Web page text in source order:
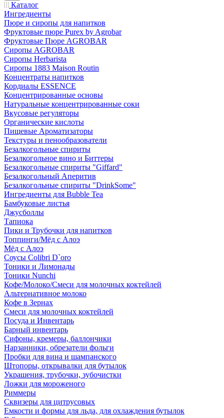
Каталог
Ингредиенты
Пюре и сиропы для напитков
Фруктовые пюре Purex by Agrobar
Фруктовые Пюре AGROBAR
Сиропы AGROBAR
Сиропы Herbarista
Сиропы 1883 Maison Routin
Концентраты напитков
Кордиалы ESSENCE
Концентрированные основы
Натуральные концентрированные соки
Вкусовые регуляторы
Органические кислоты
Пищевые Ароматизаторы
Текстуры и пенообразователи
Безалкогольные спириты
Безалкогольное вино и Биттеры
Безалкогольные спириты "Giffard"
Безалкогольный Аперитив
Безалкогольные спириты "DrinkSome"
Ингредиенты для Bubble Tea
Бамбуковые листья
Джусболлы
Тапиока
Пики и Трубочки для напитков
Топпинги/Мёд с Алоэ
Мёд с Алоэ
Соусы Colibri D`oro
Тоники и Лимонады
Тоники Nunchi
Кофе/Молоко/Смеси для молочных коктейлей
Альтернативное молоко
Кофе в Зернах
Смеси для молочных коктейлей
Посуда и Инвентарь
Барный инвентарь
Сифоны, кремеры, баллончики
Нарзанники, обрезатели фольги
Пробки для вина и шампанского
Штопоры, открывалки для бутылок
Украшения, трубочки, зубочистки
Ложки для мороженого
Риммеры
Сквизеры для цитрусовых
Емкости и формы для льда, для охлаждения бутылок